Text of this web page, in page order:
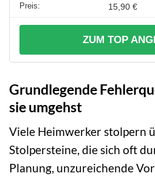
15,90 €
ZUM TOP
Grundlegende
sie umgehst
Viele Heimwerker stolpern
Stolpersteine, die sich oft
Planung, unzureichende